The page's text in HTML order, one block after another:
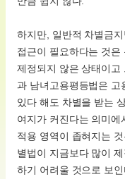
하지만, 일반적 차별금
접근이 필요하다는 것
제정되지 않은 상태이고
과 남녀고용평등법은 고
있다 해도 차별을 받는
여지가 커진다는 의미
적용 영역이 좁혀지는
별법이 지금보다 많이
하기 어려울 것으로 보인